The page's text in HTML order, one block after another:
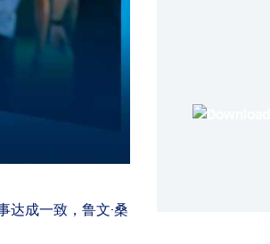
达成一致，鲁文·桑